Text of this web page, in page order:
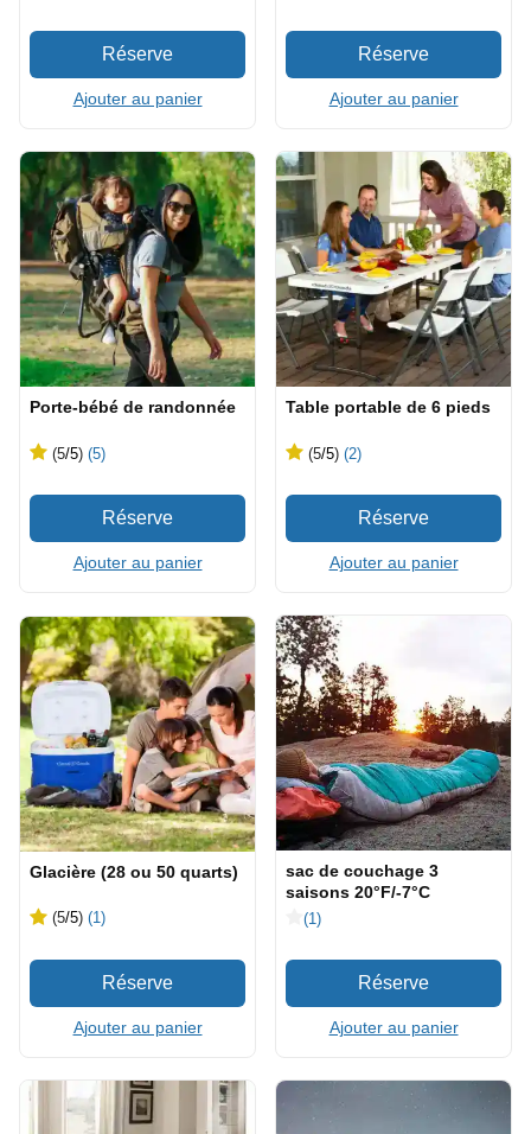
Ajouter au panier Ajouter au panier
Porte-bébé de randonnée
(5/5) (5)
Ajouter au panier
Table portable de 6 pieds
(5/5) (2)
Ajouter au panier
Glacière (28 ou 50 quarts)
(5/5) (1)
Ajouter au panier
sac de couchage 3
saisons 20°F/-7°C
(1)
Ajouter au panier